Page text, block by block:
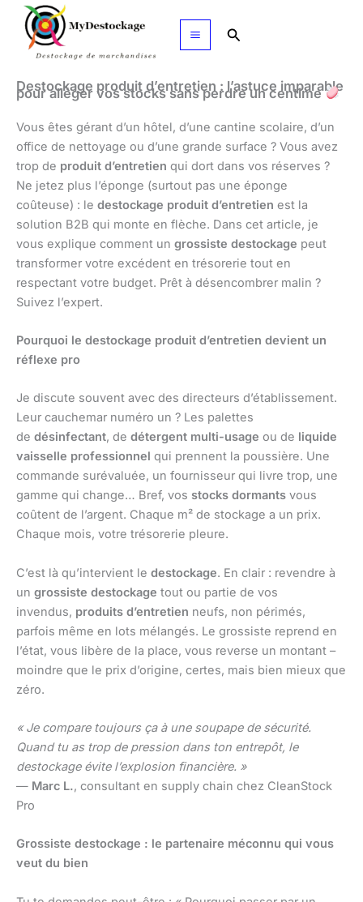
Aller
contenu
Rechercher
Destockage produit d’entretien : l’astuce imparable
pour alléger vos stocks sans perdre un centime
Vous êtes gérant d’un hôtel, d’une cantine scolaire, d’un
office de nettoyage ou d’une grande surface ? Vous avez
trop de produit d’entretien qui dort dans vos réserves ?
Ne jetez plus l’éponge (surtout pas une éponge
coûteuse) : le destockage produit d’entretien est la
solution B2B qui monte en flèche. Dans cet article, je
vous explique comment un grossiste destockage peut
transformer votre excédent en trésorerie tout en
respectant votre budget. Prêt à désencombrer malin ?
Suivez l’expert.
Pourquoi le destockage produit d’entretien devient un
réflexe pro
Je discute souvent avec des directeurs d’établissement.
Leur cauchemar numéro un ? Les palettes
de désinfectant, de détergent multi-usage ou de liquide
vaisselle professionnel qui prennent la poussière. Une
commande surévaluée, un fournisseur qui livre trop, une
gamme qui change… Bref, vos stocks dormants vous
coûtent de l’argent. Chaque m² de stockage a un prix.
Chaque mois, votre trésorerie pleure.
C’est là qu’intervient le destockage. En clair : revendre à
un grossiste destockage tout ou partie de vos
invendus, produits d’entretien neufs, non périmés,
parfois même en lots mélangés. Le grossiste reprend en
l’état, vous libère de la place, vous reverse un montant –
moindre que le prix d’origine, certes, mais bien mieux que
zéro.
« Je compare toujours ça à une soupape de sécurité.
Quand tu as trop de pression dans ton entrepôt, le
destockage évite l’explosion financière. »
— Marc L., consultant en supply chain chez CleanStock
Pro
Grossiste destockage : le partenaire méconnu qui vous
veut du bien